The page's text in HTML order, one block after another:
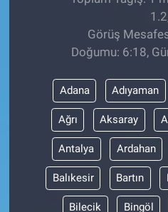
Görüş
Doğumu: 6:18,
Adana Adıyaman
Ağrı Aksaray
Antalya Ardahan
Balıkesir Bartın
Bilecik Bingöl